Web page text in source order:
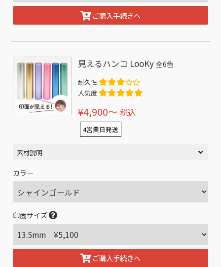
ご購入手続きへ
見えるハンコ LooKy全6色
耐久性
人気度
¥4,900〜 税込
4営業日発送
素材説明
カラー
印面サイズ
ご購入手続きへ